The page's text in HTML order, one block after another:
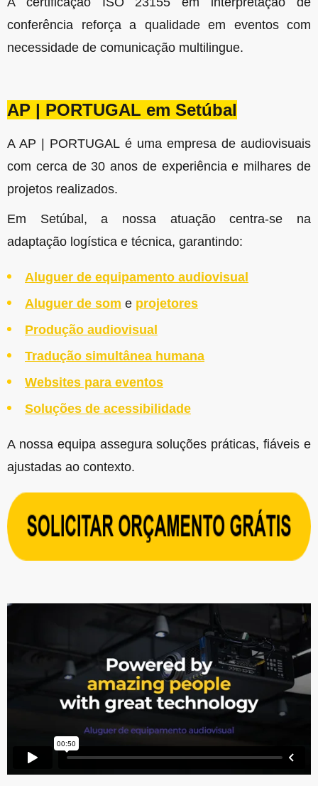
conferência reforça a qualidade em eventos com
necessidade de comunicação multilingue.
AP | PORTUGAL em Setúbal
A AP | PORTUGAL é uma empresa de audiovisuais
com cerca de 30 anos de experiência e milhares de
projetos realizados.
Em Setúbal, a nossa atuação centra-se na
adaptação logística e técnica, garantindo:
Aluguer de equipamento audiovisual
Aluguer de som e projetores
Produção audiovisual
Tradução simultânea humana
Websites para eventos
Soluções de acessibilidade
A nossa equipa assegura soluções práticas, fiáveis e
ajustadas ao contexto.